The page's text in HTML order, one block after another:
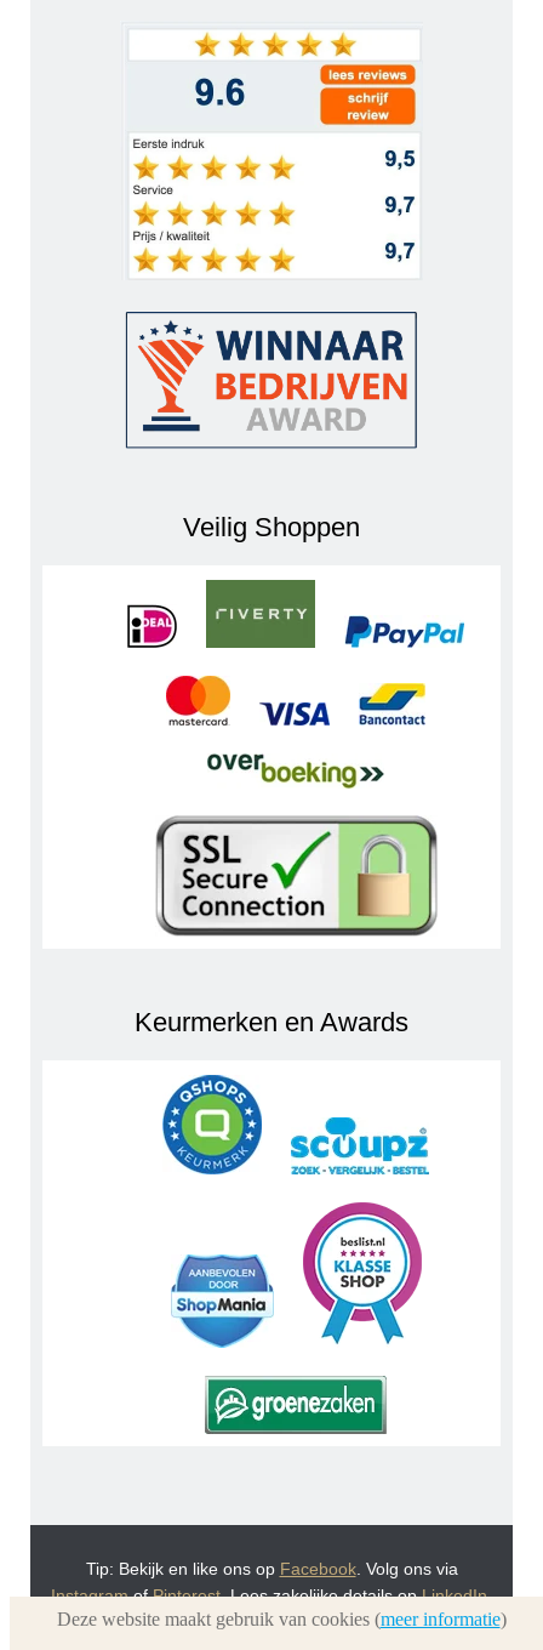
Veilig Shoppen
Keurmerken en Awards
Tip: Bekijk en like ons op Facebook. Volg ons via
InstagramofPinterest. Lees zakelijke details opLinkedIn.
Of bekijk Urnwebshop.nl instructie video's viaYou Tube.
Deze website maakt gebruik van cookies (meer informatie)